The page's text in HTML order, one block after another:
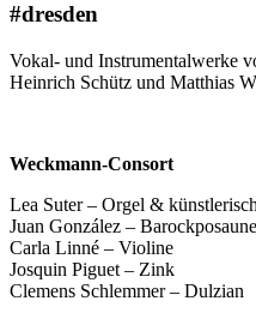
#dresden
Vokal- und Instrumentalwerke
Heinrich Schütz und Matthias
Weckmann-Consort
Lea Suter – Orgel &
Juan González – Barockposaune
Carla Linné – Violine
Josquin Piguet – Zink
Clemens Schlemmer – Dulzian